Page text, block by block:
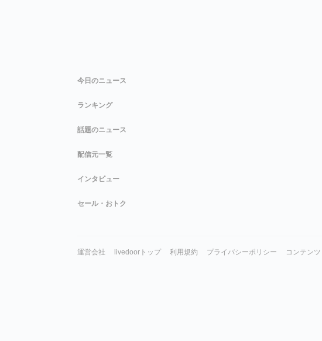
今日のニュース
ランキング
話題のニュース
配信元一覧
インタビュー
セール・おトク
運営会社 livedoorトップ 利用規約 プライバシーポリシー コンテン